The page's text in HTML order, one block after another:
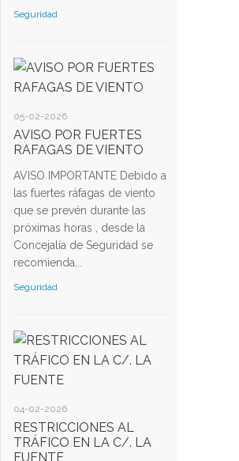
Seguridad
05-02-2026
AVISO POR FUERTES
RAFAGAS DE VIENTO
AVISO IMPORTANTE Debido a
las fuertes ráfagas de viento
que se prevén durante las
próximas horas , desde la
Concejalía de Seguridad se
recomienda...
Seguridad
04-02-2026
RESTRICCIONES AL
TRÁFICO EN LA C/. LA
FUENTE